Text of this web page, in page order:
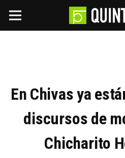
En Chivas ya
discursos de
Chicharito